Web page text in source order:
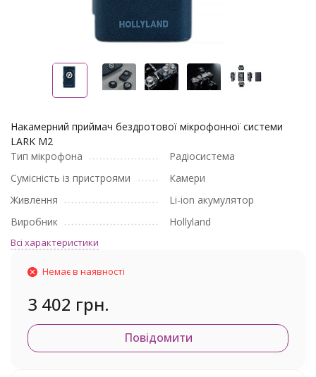
Накамерний приймач бездротової мікрофонної системи
LARK M2
Тип мікрофона
Радіосистема
Сумісність із пристроями
Камери
Живлення
Li-ion акумулятор
Виробник
Hollyland
Всі характеристики
Немає в наявності
3 402 грн.
Повідомити